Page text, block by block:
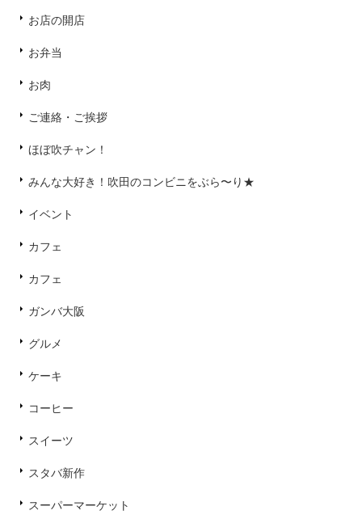
お店の開店
お弁当
お肉
ご連絡・ご挨拶
ほぼ吹チャン！
みんな大好き！吹田のコンビニをぶら〜り★
イベント
カフェ
カフェ
ガンバ大阪
グルメ
ケーキ
コーヒー
スイーツ
スタバ新作
スーパーマーケット